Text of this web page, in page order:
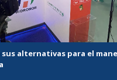
alternativas para el